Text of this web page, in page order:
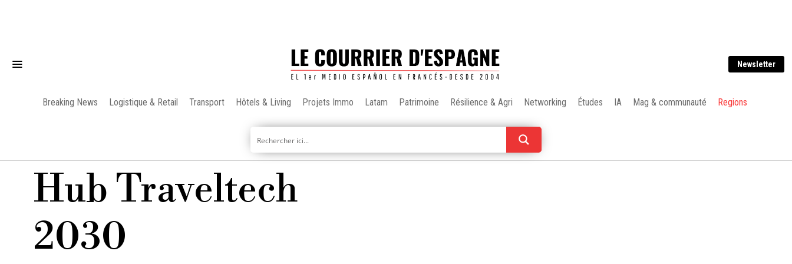
Newsletter
Breaking News Logistique & Retail Transport Hôtels & Living Projets Immo Latam Patrimoine Résilience & Agri Networking Études IA Mag & communauté Regions
Hub Traveltech
2030